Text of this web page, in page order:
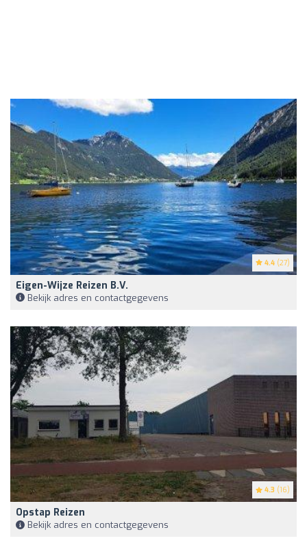
4.4 (27)
Eigen-Wijze Reizen B.V.
Bekijk adres en contactgegevens
4.3 (16)
Opstap Reizen
Bekijk adres en contactgegevens